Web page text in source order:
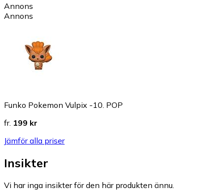
Annons
Annons
Funko Pokemon Vulpix -10. POP
fr. 199 kr
Jämför alla priser
Insikter
Vi har inga insikter för den här produkten ännu.